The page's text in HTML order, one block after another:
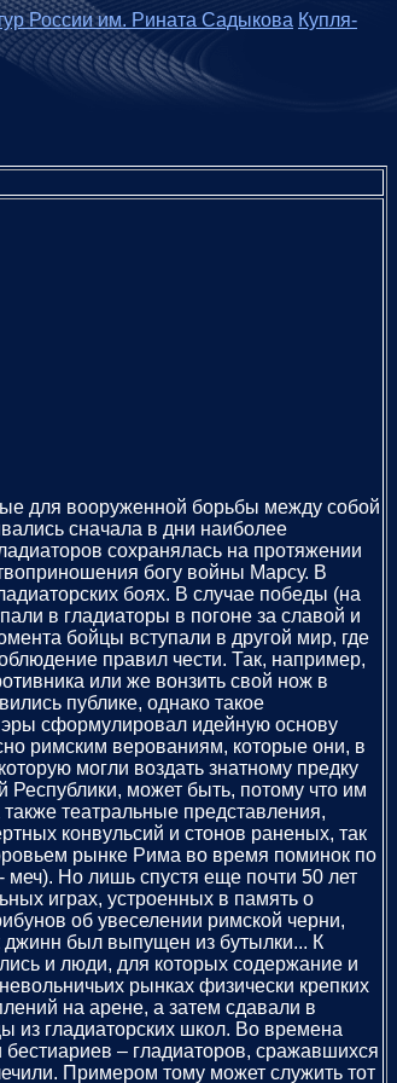
России им. Рината Садыкова Купля-
для вооруженной борьбы между собой
сначала в дни наиболее
сохранялась на протяжении
богу войны Марсу. В
боях. В случае победы (на
в гладиаторы в погоне за славой и
бойцы вступали в другой мир, где
правил чести. Так, например,
или же вонзить свой нож в
публике, однако такое
сформулировал идейную основу
римским верованиям, которые они, в
могли воздать знатному предку
Республики, может быть, потому что им
театральные представления,
конвульсий и стонов раненых, так
рынке Рима во время поминок по
меч). Но лишь спустя еще почти 50 лет
играх, устроенных в память о
об увеселении римской черни,
был выпущен из бутылки... К
и люди, для которых содержание и
рынках физически крепких
на арене, а затем сдавали в
из гладиаторских школ. Во времена
– гладиаторов, сражавшихся
Примером тому может служить тот